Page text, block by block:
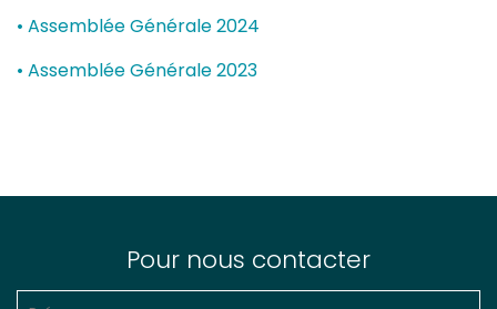
• Assemblée Générale 2024
• Assemblée Générale 2023
Pour nous contacter